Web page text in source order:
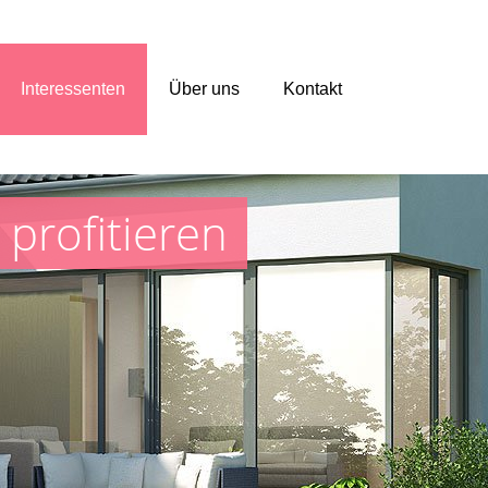
Interessenten Über uns Kontakt
profitieren